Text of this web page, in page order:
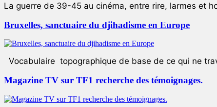
La guerre de 39-45 au cinéma, entre rire, larmes et
Bruxelles, sanctuaire du djihadisme en Europe
Vocabulaire topographique de base de ce qui ne
Magazine TV sur TF1 recherche des témoignages.